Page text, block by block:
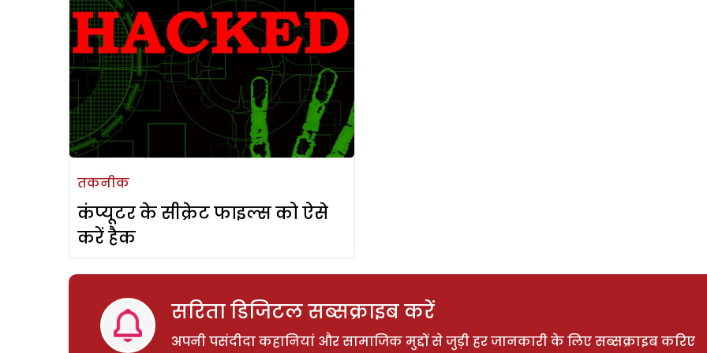
तकनीक
कंप्यूटर के सीक्रेट फाइल्स को ऐसे
करें हैक
सरिता डिजिटल सब्सक्राइब करें
अपनी पसंदीदा कहानियां और सामाजिक मुद्दों से जुड़ी हर जानकारी के लिए सब्सक्राइब करिए